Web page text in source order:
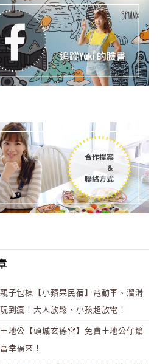
子包棟【小蘋果民宿】電動車、溜滑
到瘋！大人放鬆、小孩超放電！
地公【頭城玄德宮】免費土地公仔鑰
幸福來！